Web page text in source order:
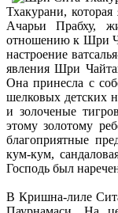
Тхакурани,
Ачарьи Прабху,
отношению к Шри
настроение
явления Шри
Она принесла с
шелковых детских
и золоченые
этому золотому
благоприятные
кум-кум,
Господь был
В Кришна-лиле